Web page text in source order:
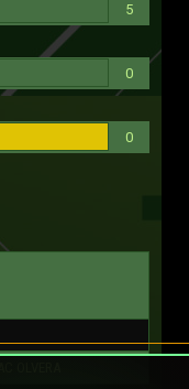
5
0
0